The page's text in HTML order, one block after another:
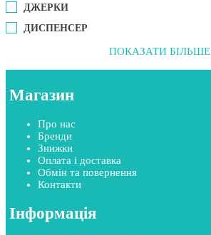
ДЖЕРКИ
ДИСПЕНСЕР
ПОКАЗАТИ БІЛЬШЕ
Магазин
Про нас
Бренди
Знижки
Оплата і доставка
Обмін та повернення
Контакти
Інформація